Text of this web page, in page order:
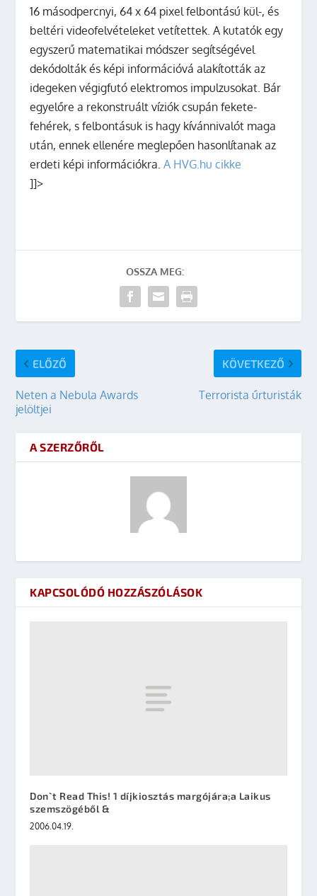
16 másodpercnyi, 64 x 64 pixel felbontású kül-, és
beltéri videofelvételeket vetítettek. A kutatók egy
egyszerű matematikai módszer segítségével
dekódolták és képi információvá alakították az
idegeken végigfutó elektromos impulzusokat. Bár
egyelőre a rekonstruált víziók csupán fekete-
fehérek, s felbontásuk is hagy kívánnivalót maga
után, ennek ellenére meglepően hasonlítanak az
erdeti képi információkra.A HVG.hu cikke
]]>
OSSZA MEG:
ELŐZŐ
Neten a Nebula Awards
jelöltjei
KÖVETKEZŐ
Terrorista űrturisták
A SZERZŐRŐL
KAPCSOLÓDÓ HOZZÁSZÓLÁSOK
Don`t Read This! 1 díjkiosztás margójára;a Laikus
szemszögéből &
2006.04.19.